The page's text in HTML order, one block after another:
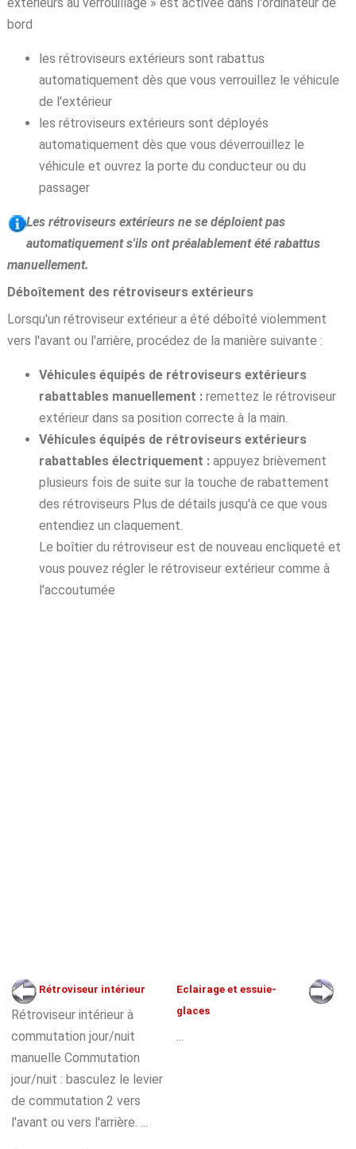
bord
les rétroviseurs extérieurs sont rabattus
automatiquement dès que vous verrouillez le véhicule
de l'extérieur
les rétroviseurs extérieurs sont déployés
automatiquement dès que vous déverrouillez le
véhicule et ouvrez la porte du conducteur ou du
passager
Les rétroviseurs extérieurs ne se déploient pas
automatiquement s'ils ont préalablement été rabattus
manuellement.
Déboîtement des rétroviseurs extérieurs
Lorsqu'un rétroviseur extérieur a été déboîté violemment
vers l'avant ou l'arrière, procédez de la manière suivante :
Véhicules équipés de rétroviseurs extérieurs
rabattables manuellement :remettez le rétroviseur
extérieur dans sa position correcte à la main.
Véhicules équipés de rétroviseurs extérieurs
rabattables électriquement : appuyez brièvement
plusieurs fois de suite sur la touche de rabattement
des rétroviseurs Plus de détails jusqu'à ce que vous
entendiez un claquement.
Le boîtier du rétroviseur est de nouveau encliqueté et
vous pouvez régler le rétroviseur extérieur comme à
l'accoutumée
Rétroviseur intérieur
Rétroviseur intérieur à
commutation jour/nuit
manuelle Commutation
jour/nuit : basculez le levier
de commutation 2 vers
l'avant ou vers l'arrière. ...
Eclairage et essuie-
glaces